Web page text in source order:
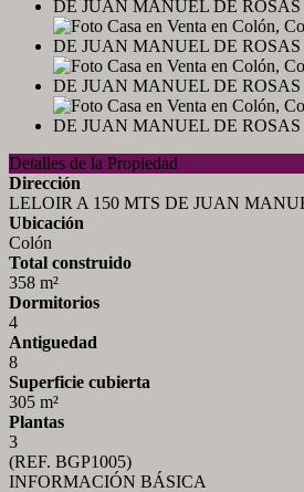
Detalles de la Propiedad
Dirección
LELOIR A 150 MTS DE JUAN
Ubicación
Colón
Total construido
358 m²
Dormitorios
4
Antiguedad
8
Superficie cubierta
305 m²
Plantas
3
(REF. BGP1005)
INFORMACIÓN BÁSICA